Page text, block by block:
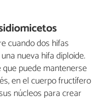
cuando dos hifas
nueva hifa diploide.
puede mantenerse
en el cuerpo fructífero
núcleos para crear